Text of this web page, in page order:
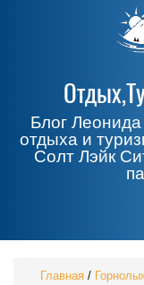
Блог
отдыха и
Солт Лэйк
Главная /